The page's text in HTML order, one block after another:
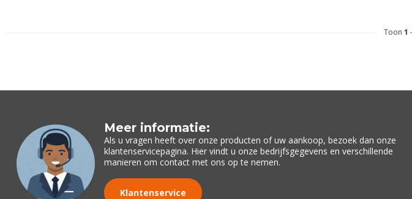
Toon 1 -
Meer informatie:
Als u vragen heeft over onze producten of uw aankoop, bezoek dan onze
klantenservicepagina. Hier vindt u onze bedrijfsgegevens en verschillende
manieren om contact met ons op te nemen.
Klantenservice